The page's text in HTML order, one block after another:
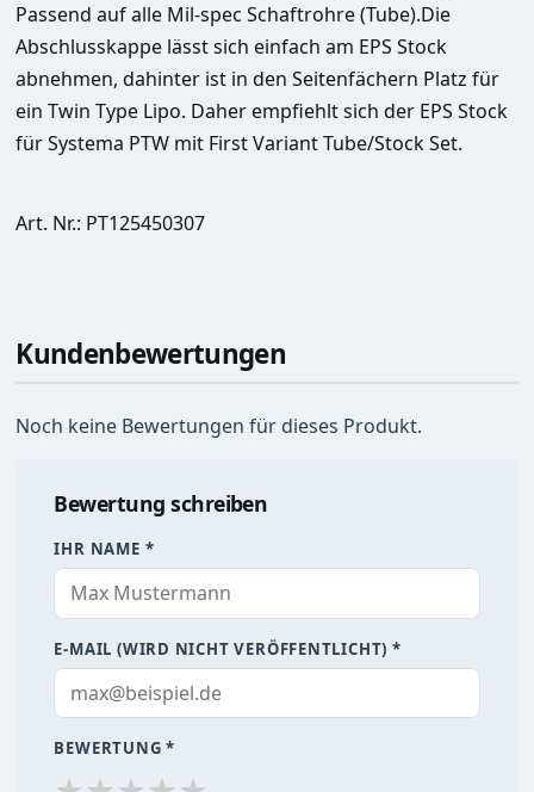
Passend auf alle Mil-spec Schaftrohre (Tube).Die
Abschlusskappe lässt sich einfach am EPS Stock
abnehmen, dahinter ist in den Seitenfächern Platz für
ein Twin Type Lipo. Daher empfiehlt sich der EPS Stock
für Systema PTW mit First Variant Tube/Stock Set.
Art. Nr.: PT125450307
Kundenbewertungen
Noch keine Bewertungen für dieses Produkt.
Bewertung schreiben
IHR NAME *
E-MAIL (WIRD NICHT VERÖFFENTLICHT) *
BEWERTUNG *